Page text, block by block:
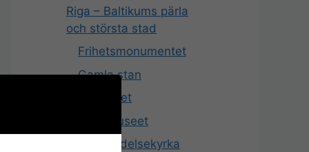
Riga – Baltikums pärla
och största stad
Frihetsmonumentet
Gamla stan
Katthuset
KGB-museet
Kristi födelsekyrka